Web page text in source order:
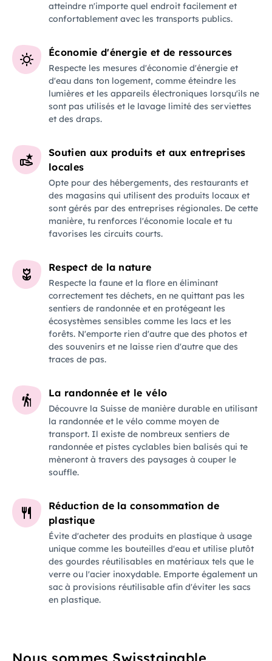
atteindre n'importe quel endroit facilement et
confortablement avec les transports publics.
Économie d'énergie et de ressources
Respecte les mesures d'économie d'énergie et
d'eau dans ton logement, comme éteindre les
lumières et les appareils électroniques lorsqu'ils ne
sont pas utilisés et le lavage limité des serviettes
et des draps.
Soutien aux produits et aux entreprises
locales
Opte pour des hébergements, des restaurants et
des magasins qui utilisent des produits locaux et
sont gérés par des entreprises régionales. De cette
manière, tu renforces l'économie locale et tu
favorises les circuits courts.
Respect de la nature
Respecte la faune et la flore en éliminant
correctement tes déchets, en ne quittant pas les
sentiers de randonnée et en protégeant les
écosystèmes sensibles comme les lacs et les
forêts. N'emporte rien d'autre que des photos et
des souvenirs et ne laisse rien d'autre que des
traces de pas.
La randonnée et le vélo
Découvre la Suisse de manière durable en utilisant
la randonnée et le vélo comme moyen de
transport. Il existe de nombreux sentiers de
randonnée et pistes cyclables bien balisés qui te
mèneront à travers des paysages à couper le
souffle.
Réduction de la consommation de
plastique
Évite d'acheter des produits en plastique à usage
unique comme les bouteilles d'eau et utilise plutôt
des gourdes réutilisables en matériaux tels que le
verre ou l'acier inoxydable. Emporte également un
sac à provisions réutilisable afin d'éviter les sacs
en plastique.